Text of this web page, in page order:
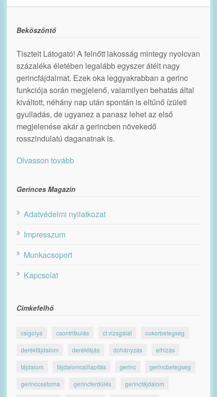
Beköszöntő
Tisztelt Látogató! A felnőtt lakosság mintegy nyolcvan
százaléka életében legalább egyszer átélt nagy
gerincfájdalmat. Ezek oka leggyakrabban a gerinc
funkciója során megjelenő, valamilyen behatás által
kiváltott, néhány nap után spontán is eltűnő ízületi
gyulladás, de ugyanez a panasz lehet az első
megjelenése akár a gerincben növekedő
rosszindulatú daganatnak is.
Olvasson tovább
Gerinces Magazin
Adatvédelmi nyilatkozat
Impresszum
Munkacsoport
Kapcsolat
Címkefelhő
csigolya csontritkulás ct vizsgálat cukorbetegség
derékfájdalom derékfájás dohányzás elhízás
fájdalom fájdalomcsillapítás gerinc gerincbetegség
gerinccsatorna gerincferdülés gerincfájdalom